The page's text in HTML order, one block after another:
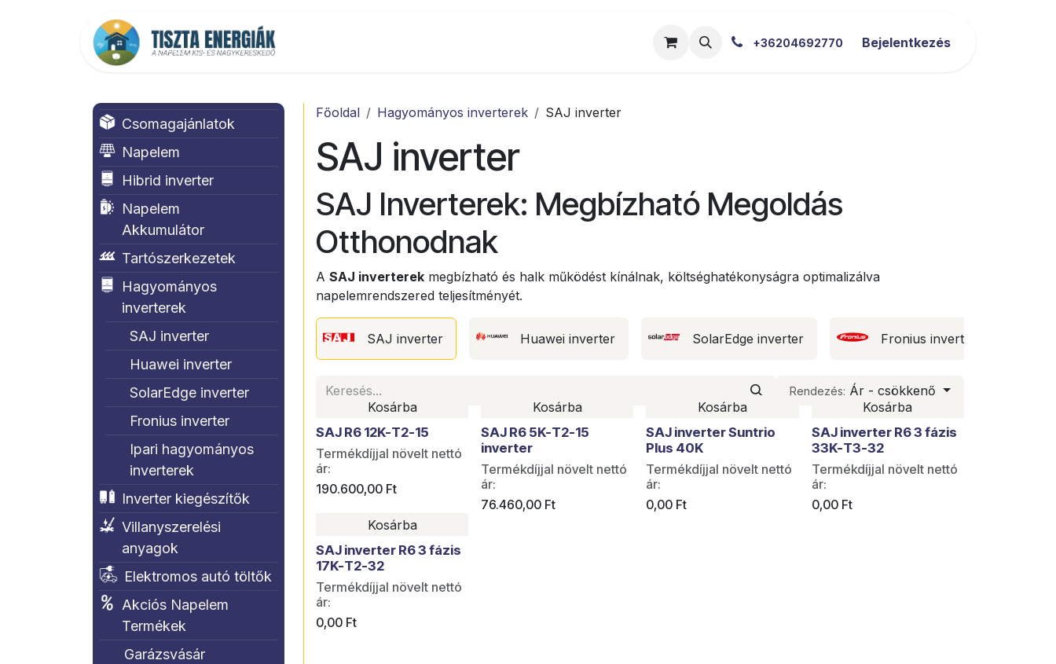
Szakértői Blog Letöltések
+36204692770 Bejelentkezés
Csomagajánlatok
Napelem
Hibrid inverter
Napelem
Akkumulátor
Tartószerkezetek
Hagyományos
inverterek
SAJ inverter
Huawei inverter
SolarEdge inverter
Fronius inverter
Ipari hagyományos
inverterek
Inverter kiegészítők
Villanyszerelési
anyagok
Elektromos autó töltők
Akciós Napelem
Termékek
Garázsvásár
Főoldal Hagyományos inverterek SAJ inverter
SAJ inverter
SAJ Inverterek: Megbízható Megoldás
Otthonodnak
A SAJ inverterek megbízható és halk működést kínálnak, költséghatékonyságra optimalizálva
napelemrendszered teljesítményét.
SAJ inverter Huawei inverter SolarEdge inverter Fronius inverter
Rendezés: Ár - csökkenő
SAJ R6 12K-T2-15
Kosárba
Termékdíjjal növelt nettó
ár:
190.600,00 Ft
SAJ R6 5K-T2-15
inverter
Kosárba
Termékdíjjal növelt nettó
ár:
76.460,00 Ft
Utolsó darabok
SAJ inverter Suntrio
Plus 40K
Kosárba
Termékdíjjal növelt nettó
ár:
0,00 Ft
SAJ inverter R6 3 fázis
33K-T3-32
Kosárba
Termékdíjjal növelt nettó
ár:
0,00Ft
SAJ inverter R6 3 fázis
17K-T2-32
Kosárba
Termékdíjjal növelt nettó
ár:
0,00 Ft